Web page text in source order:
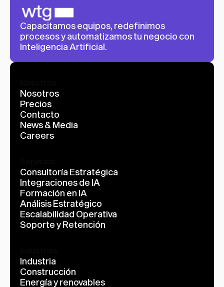
Capacitamos equipos, redefinimos
procesos y automatizamos tu negocio con
Inteligencia Artificial.
Nosotros
Precios
Contacto
News & Media
Careers
Consultoría Estratégica
Integraciones de IA
Formación en IA
Análisis Estratégico
Escalabilidad Operativa
Soporte y Retención
Industria
Construcción
Energía y renovables